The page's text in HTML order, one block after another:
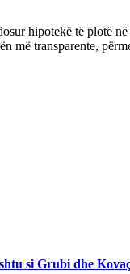
hipotekë të plotë
më transparente,
si Grubi dhe